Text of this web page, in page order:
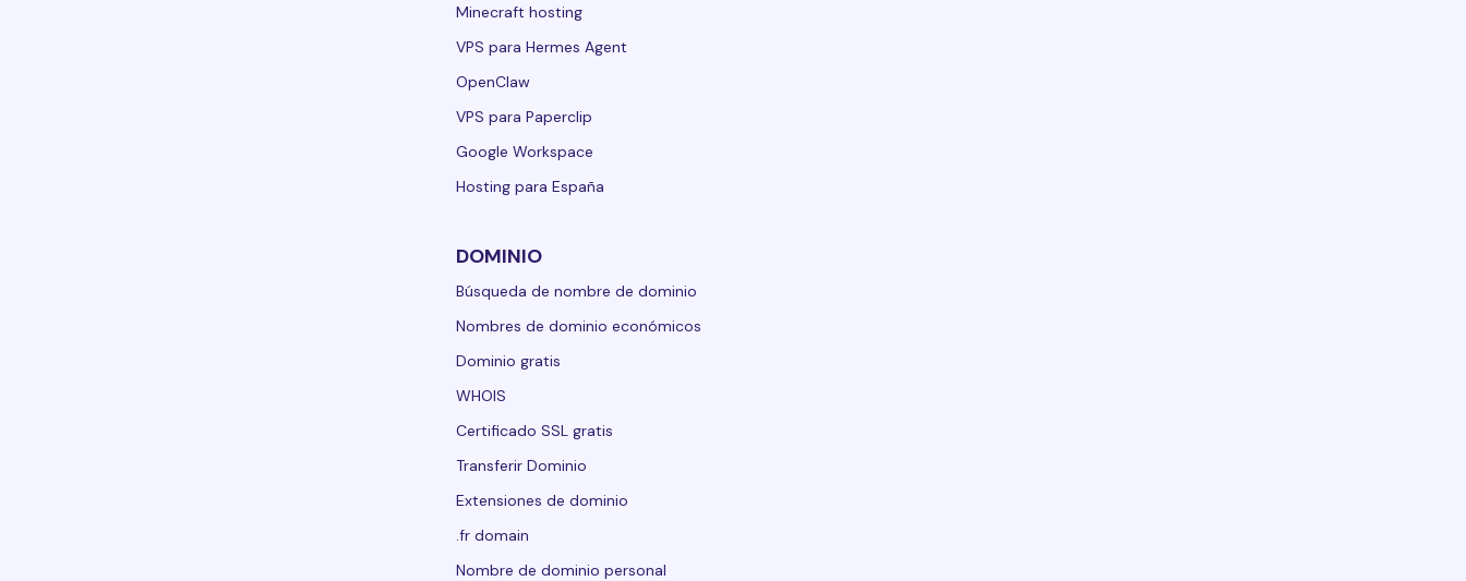
Minecraft hosting
VPS para Hermes Agent
OpenClaw
VPS para Paperclip
Google Workspace
Hosting para España
DOMINIO
Búsqueda de nombre de dominio
Nombres de dominio económicos
Dominio gratis
WHOIS
Certificado SSL gratis
Transferir Dominio
Extensiones de dominio
.fr domain
Nombre de dominio personal